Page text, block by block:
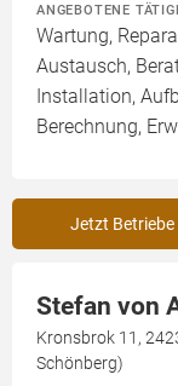
ANGEBOTENE
Wartung,
Austausch,
Installation,
Berechnung,
Jetzt Betriebe
Stefan von
Kronsbrok 11,
Schönberg)